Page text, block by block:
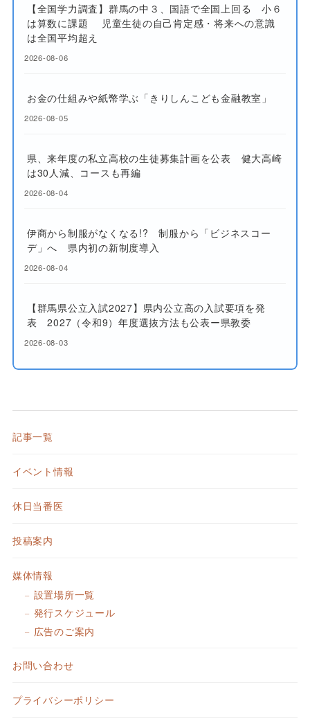
【全国学力調査】群馬の中３、国語で全国上回る 小６
は算数に課題 児童生徒の自己肯定感・将来への意識
は全国平均超え
2026-08-06
お金の仕組みや紙幣学ぶ「きりしんこども金融教室」
2026-08-05
県、来年度の私立高校の生徒募集計画を公表 健大高崎
は30人減、コースも再編
2026-08-04
伊商から制服がなくなる!? 制服から「ビジネスコー
デ」へ 県内初の新制度導入
2026-08-04
【群馬県公立入試2027】県内公立高の入試要項を発
表 2027（令和9）年度選抜方法も公表ー県教委
2026-08-03
記事一覧
イベント情報
休日当番医
投稿案内
媒体情報
設置場所一覧
発行スケジュール
広告のご案内
お問い合わせ
プライバシーポリシー